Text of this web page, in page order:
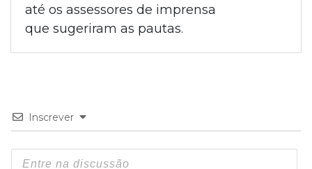
até os assessores de imprensa
que sugeriram as pautas.
Inscrever